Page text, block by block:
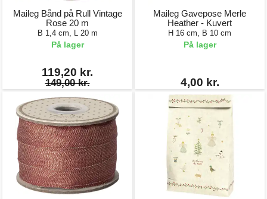
Maileg Bånd på Rull Vintage
Rose 20 m
B 1,4 cm, L 20 m
På lager
119,20 kr.
149,00 kr.
Maileg Gavepose Merle
Heather - Kuvert
H 16 cm, B 10 cm
På lager
4,00 kr.